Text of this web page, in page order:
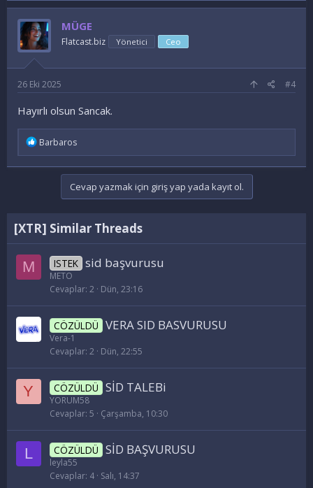
d
e
l
e
r
:
MÜGE
Flatcast.biz Yönetici Ceo
26 Eki 2025 #4
Hayırlı olsun Sancak.
İ
:
Barbaros
Cevap yazmak için giriş yap yada kayıt ol.
[XTR] Similar Threads
M ISTEK sid başvurusu
METO
Cevaplar 2 Dün, 23:16
CÖZÜLDÜ VERA SID BASVURUSU
Vera-1
Cevaplar 2 Dün, 22:55
Y CÖZÜLDÜ SİD TALEBi
YORUM58
Cevaplar 5 Çarşamba, 10:30
L CÖZÜLDÜ SİD BAŞVURUSU
leyla55
Cevaplar 4 Salı, 14:37